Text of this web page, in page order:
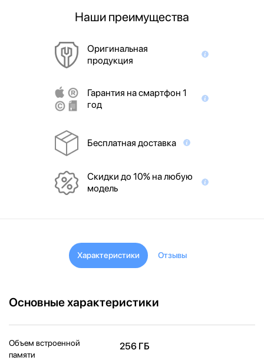
Наши преимущества
Оригинальная
продукция
Гарантия на смартфон 1
год
Бесплатная доставка
Скидки до 10% на любую
модель
Характеристики Отзывы
Основные характеристики
Объем встроенной
памяти
256 ГБ